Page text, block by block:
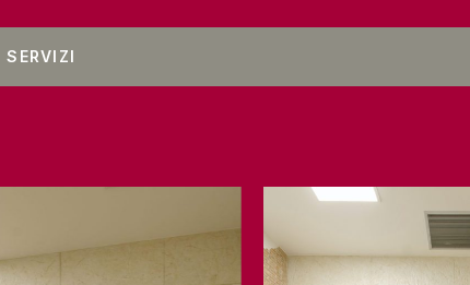
SERVIZI